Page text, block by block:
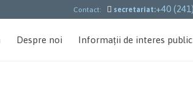
Contact:  secretariat:+40
Despre noi Informații de interes public